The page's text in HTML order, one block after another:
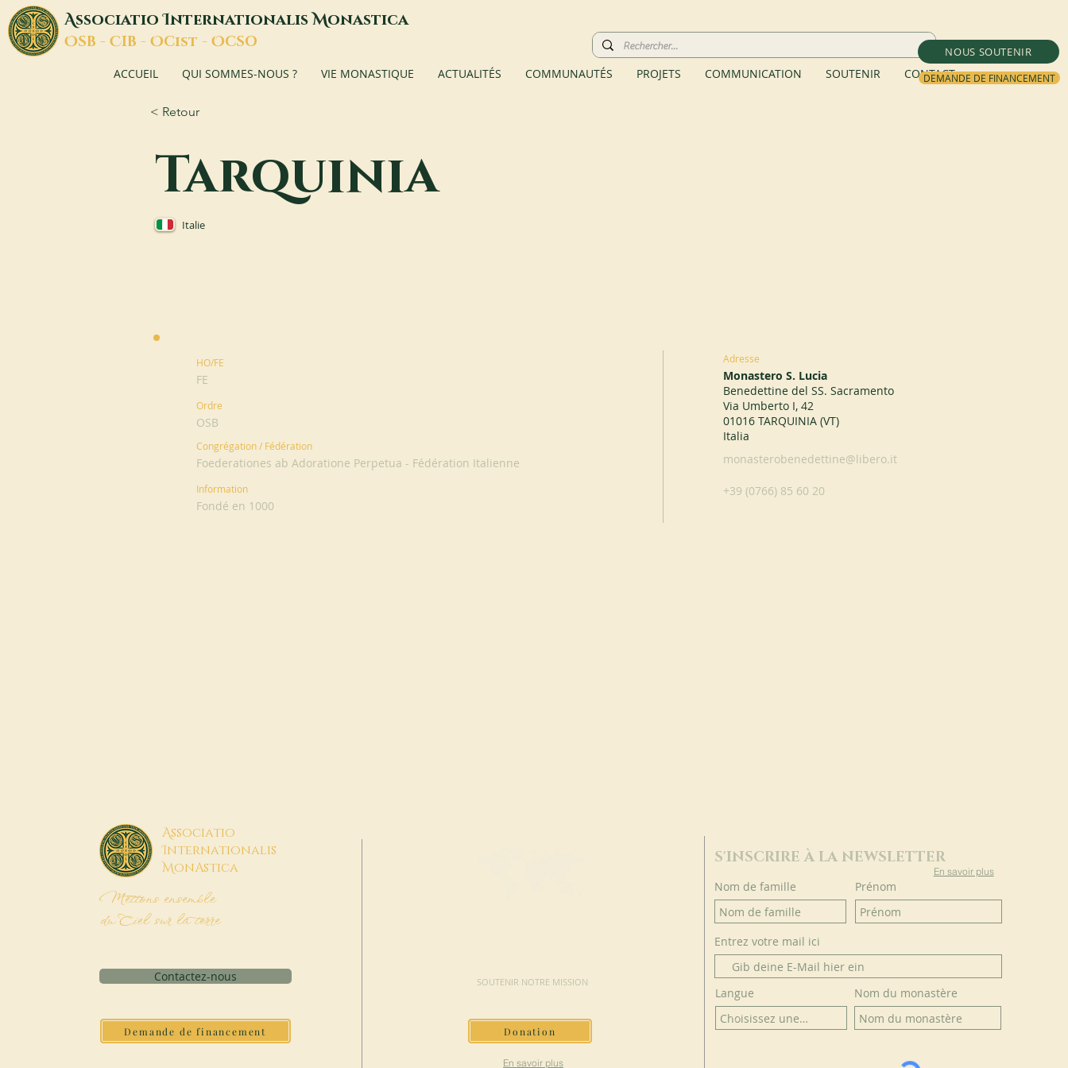
NOUS SOUTENIR
DEMANDE DE FINANCEMENT
AssociatioInternationalisMonastica
OSB - CIB - OCist - OCSO
ACCUEIL QUI SOMMES-NOUS ? VIE MONASTIQUE ACTUALITÉS COMMUNAUTÉS PROJETS COMMUNICATION SOUTENIR CONTACT
< Retour
Tarquinia
Italie
HO/FE
FE
Ordre
OSB
Congrégation / Fédération
Foederationes ab Adoratione Perpetua - Fédération Italienne
Information
Fondé en 1000
Adresse
Monastero S. Lucia
Benedettine del SS. Sacramento
Via Umberto I, 42
01016 TARQUINIA (VT)
Italia
monasterobenedettine@libero.it
+39 (0766) 85 60 20
Associatio
Internationalis
MonAstica
Mettons ensemble
du Ciel sur la terre
Contactez-nous
Demande de financement
SOUTENIR NOTRE MISSION
Donation
En savoir plus
S'INSCRIRE À LA NEWSLETTER
En savoir plus
Nom de famille Prénom
Entrez votre mail ici
Langue Nom du monastère